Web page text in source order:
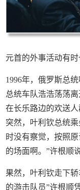
元首的外事活动有
1996年，俄罗斯总
总统车队浩浩荡荡
在长乐路边的欢送
突然，叶利钦总统
时没有察觉，按照
的场面啊。”许根顺
果然，叶利钦走下
的游击队员”许根顺